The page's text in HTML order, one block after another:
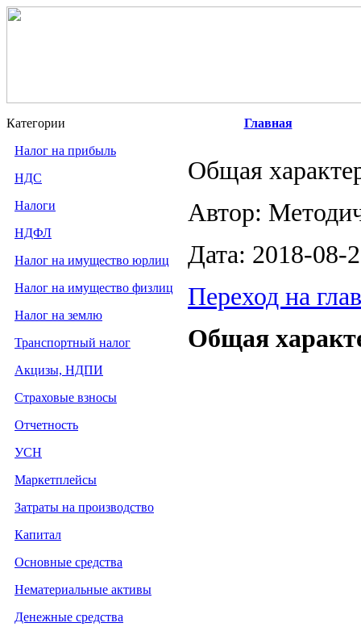
Категории
Налог на прибыль
НДС
Налоги
НДФЛ
Налог на имущество юрлиц
Налог на имущество физлиц
Налог на землю
Транспортный налог
Акцизы, НДПИ
Страховые взносы
Отчетность
УСН
Маркетплейсы
Затраты на производство
Капитал
Основные средства
Нематериальные активы
Денежные средства
Главная
Общая
Автор:
Дата: 2018-08-
Переход на
Общая